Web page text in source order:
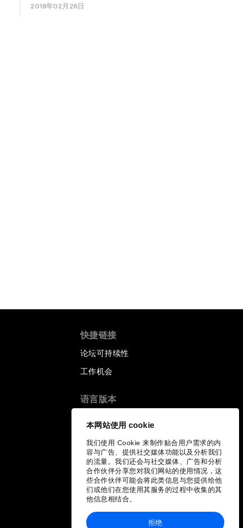
本网站使用 cookie
我们使用 Cookie 来制作贴合用户需求的内
容与广告、提供社交媒体功能以及分析我们
的流量。我们还会与社交媒体、广告和分析
合作伙伴分享您对我们网站的使用情况，这
些合作伙伴可能会将此类信息与您提供给他
们或他们在您使用其服务的过程中收集的其
他信息相结合。
拒绝
2018年02月26日
快捷链接
论坛可持续性
工作机会
语言版本